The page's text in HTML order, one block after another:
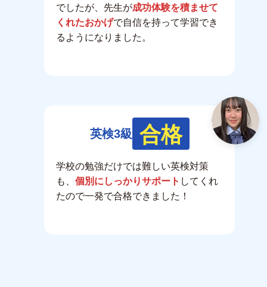
でしたが、先生が成功体験を積ませて
くれたおかげで自信を持って学習でき
るようになりました。
英検3級 合格
学校の勉強だけでは難しい英検対策
も、 個別にしっかりサポート してくれ
たので一発で合格できました！